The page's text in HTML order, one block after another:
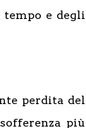
tempo e degli
perdita del
più